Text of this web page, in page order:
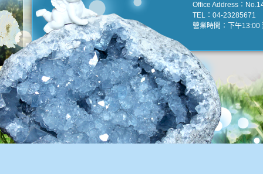
Office Address：
TEL：04-23285671
營業時間：下午13:00